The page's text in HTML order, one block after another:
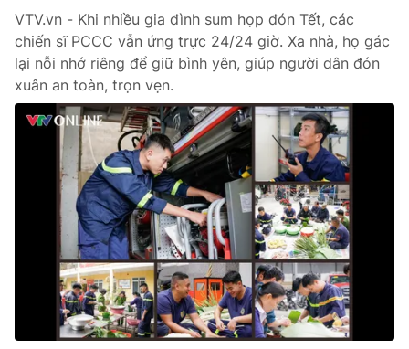
VTV.vn - Khi nhiều gia đình sum họp đón Tết, các
chiến sĩ PCCC vẫn ứng trực 24/24 giờ. Xa nhà, họ gác
lại nỗi nhớ riêng để giữ bình yên, giúp người dân đón
xuân an toàn, trọn vẹn.